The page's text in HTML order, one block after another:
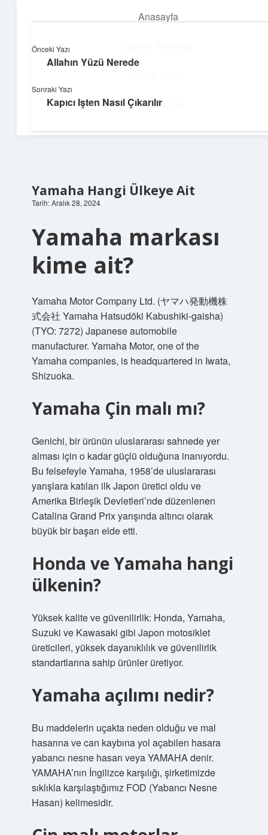
Anasayfa
Hakkımızda
Yamaha Hangi Ülkeye Ait
Tarih: Aralık 28, 2024
Yamaha markası
kime ait?
Yamaha Motor Company Ltd. (ヤマハ発動機株
式会社 Yamaha Hatsudōki Kabushiki-gaisha)
(TYO: 7272) Japanese automobile
manufacturer. Yamaha Motor, one of the
Yamaha companies, is headquartered in Iwata,
Shizuoka.
Yamaha Çin malı mı?
Genichi, bir ürünün uluslararası sahnede yer
alması için o kadar güçlü olduğuna inanıyordu.
Bu felsefeyle Yamaha, 1958’de uluslararası
yarışlara katılan ilk Japon üretici oldu ve
Amerika Birleşik Devletleri’nde düzenlenen
Catalina Grand Prix yarışında altıncı olarak
büyük bir başarı elde etti.
Honda ve Yamaha hangi
ülkenin?
Yüksek kalite ve güvenilirlik: Honda, Yamaha,
Suzuki ve Kawasaki gibi Japon motosiklet
üreticileri, yüksek dayanıklılık ve güvenilirlik
standartlarına sahip ürünler üretiyor.
Yamaha açılımı nedir?
Bu maddelerin uçakta neden olduğu ve mal
hasarına ve can kaybına yol açabilen hasara
yabancı nesne hasarı veya YAMAHA denir.
YAMAHA’nın İngilizce karşılığı, şirketimizde
sıklıkla karşılaştığımız FOD (Yabancı Nesne
Hasarı) kelimesidir.
Önceki Yazı
Allahın Yüzü Nerede
Sonraki Yazı
Kapıcı Işten Nasıl Çıkarılır